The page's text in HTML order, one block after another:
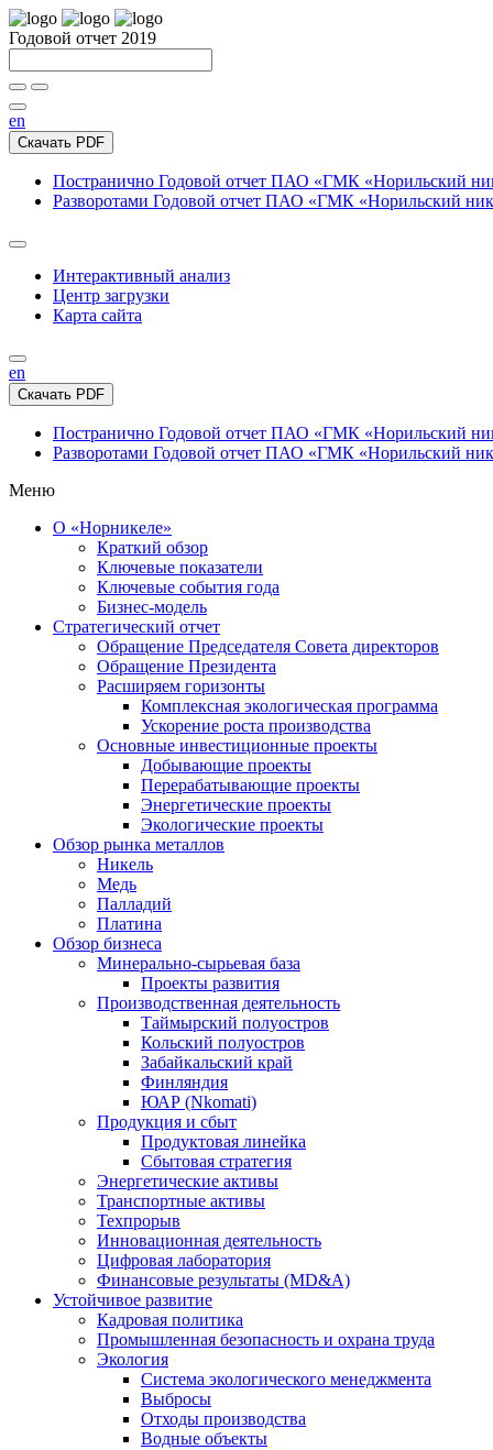
Годовой отчет 2019
en
Скачать PDF
Постранично Годовой отчет ПАО «ГМК «Норильский
Разворотами Годовой отчет ПАО «ГМК «Норильский
Интерактивный анализ
Центр загрузки
Карта сайта
en
Скачать PDF
Постранично Годовой отчет ПАО «ГМК «Норильский
Разворотами Годовой отчет ПАО «ГМК «Норильский
Меню
О «Норникеле»
Краткий обзор
Ключевые показатели
Ключевые события года
Бизнес-модель
Стратегический отчет
Обращение Председателя Совета директоров
Обращение Президента
Расширяем горизонты
Комплексная экологическая программа
Ускорение роста производства
Основные инвестиционные проекты
Добывающие проекты
Перерабатывающие проекты
Энергетические проекты
Экологические проекты
Обзор рынка металлов
Никель
Медь
Палладий
Платина
Обзор бизнеса
Минерально-сырьевая база
Проекты развития
Производственная деятельность
Таймырский полуостров
Кольский полуостров
Забайкальский край
Финляндия
ЮАР (Nkomati)
Продукция и сбыт
Продуктовая линейка
Сбытовая стратегия
Энергетические активы
Транспортные активы
Техпрорыв
Инновационная деятельность
Цифровая лаборатория
Финансовые результаты (MD&A)
Устойчивое развитие
Кадровая политика
Промышленная безопасность и охрана труда
Экология
Система экологического менеджмента
Выбросы
Отходы производства
Водные объекты